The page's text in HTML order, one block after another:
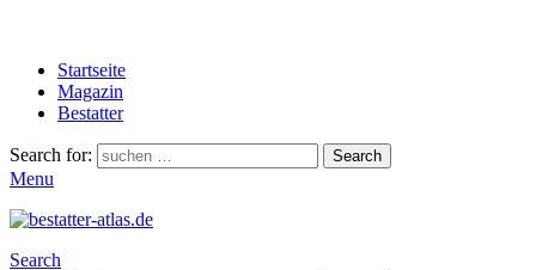
Startseite
Magazin
Bestatter
Search for: Search
Menu
Search